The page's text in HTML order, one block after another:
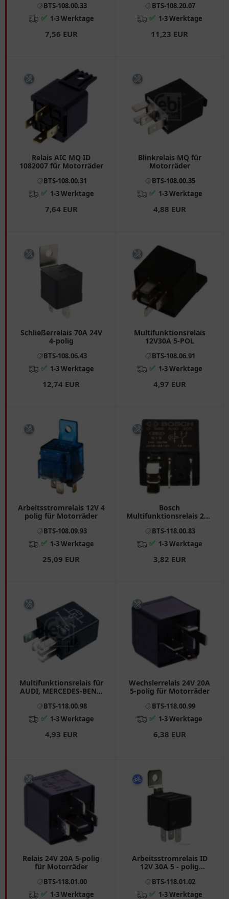
BTS-108.00.33
✅ 1-3 Werktage
7,56 EUR
BTS-108.20.07
✅ 1-3 Werktage
11,23 EUR
Relais AIC MQ ID
1082007 für Motorräder
BTS-108.00.31
✅ 1-3 Werktage
7,64 EUR
Blinkrelais MQ für
Motorräder
BTS-108.00.35
✅ 1-3 Werktage
4,88 EUR
Schließerrelais 70A 24V
4-polig
BTS-108.06.43
✅ 1-3 Werktage
12,74 EUR
Multifunktionsrelais
12V30A 5-POL
BTS-108.06.91
✅ 1-3 Werktage
4,97 EUR
Arbeitsstromrelais 12V 4
polig für Motorräder
BTS-108.09.93
✅ 1-3 Werktage
25,09 EUR
Bosch
Multifunktionsrelais 24V
BTS-118.00.83
✅ 1-3 Werktage
3,82 EUR
Multifunktionsrelais für
AUDI, MERCEDES-BENZ,
BTS-118.00.98
✅ 1-3 Werktage
4,93 EUR
Wechslerrelais 24V 20A
5-polig für Motorräder
BTS-118.00.99
✅ 1-3 Werktage
6,38 EUR
Relais 24V 20A 5-polig
für Motorräder
BTS-118.01.00
✅ 1-3 Werktage
Arbeitsstromrelais ID
12V 30A 5 - polig
passend für: BMW R
BTS-118.01.02
✅ 1-3 Werktage